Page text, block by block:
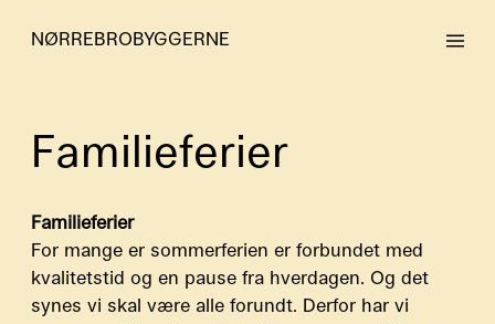
NØRREBROBYGGERNE
Familieferier
Familieferier
For mange er sommerferien er forbundet med
kvalitetstid og en pause fra hverdagen. Og det
synes vi skal være alle forundt. Derfor har vi